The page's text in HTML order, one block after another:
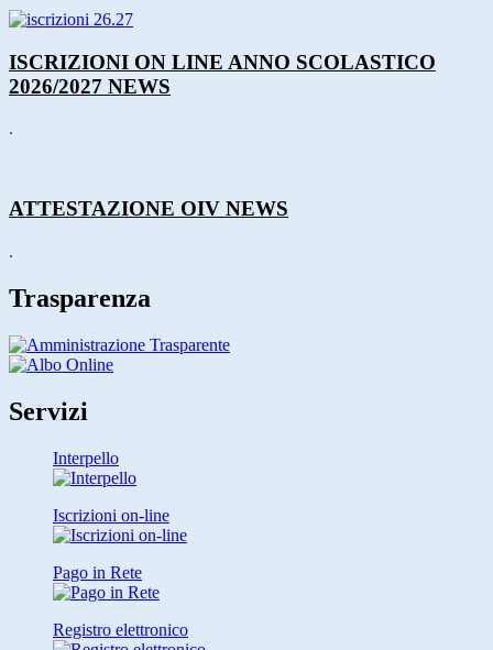
ISCRIZIONI ON LINE ANNO SCOLASTICO
2026/2027 NEWS
.
ATTESTAZIONE OIV NEWS
.
Trasparenza
Servizi
Interpello
Iscrizioni on-line
Pago in Rete
Registro elettronico